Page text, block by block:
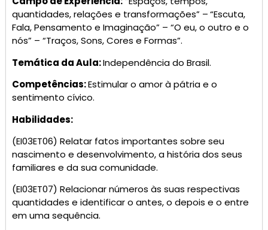
quantidades, relações e transformações” –“Escuta,
Fala, Pensamento e Imaginação” – “O eu, o outro e o
nós” – “Traços, Sons, Cores e Formas”.
Temática da Aula:Independência do Brasil.
Competências:Estimular o amor à pátria e o
sentimento cívico.
Habilidades:
(EI03ET06) Relatar fatos importantes sobre seu
nascimento e desenvolvimento, a história dos seus
familiares e da sua comunidade.
(EI03ET07) Relacionar números às suas respectivas
quantidades e identificar o antes, o depois e o entre
em uma sequência.